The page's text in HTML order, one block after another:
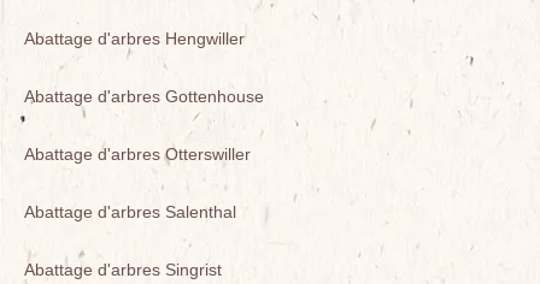
Abattage d'arbres Hengwiller
Abattage d'arbres Gottenhouse
Abattage d'arbres Otterswiller
Abattage d'arbres Salenthal
Abattage d'arbres Singrist